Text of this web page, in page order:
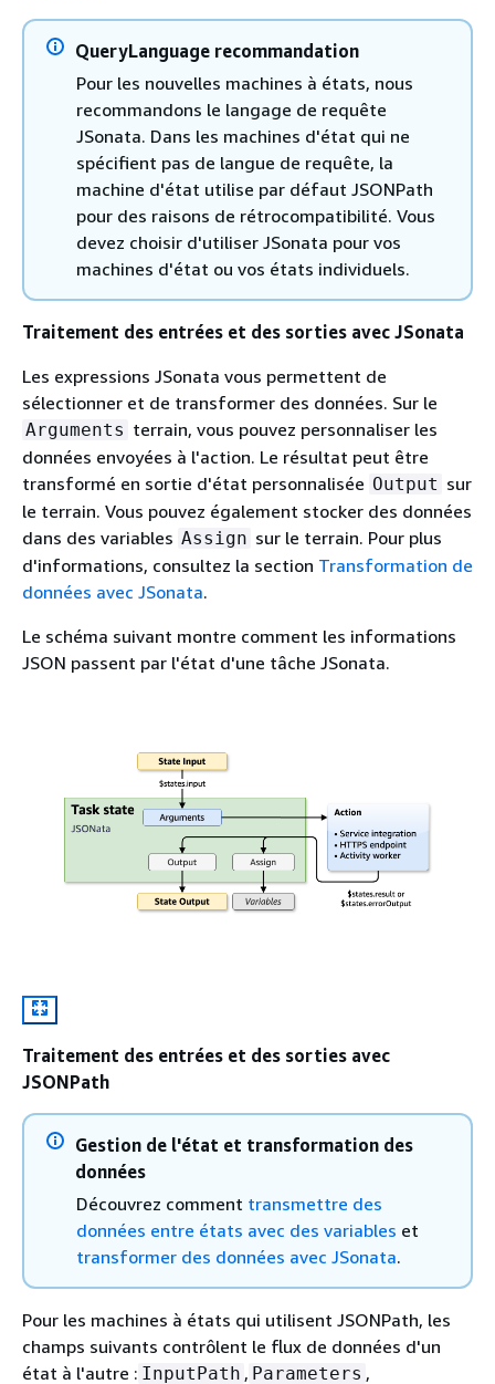
QueryLanguage recommandation
Pour les nouvelles machines à états, nous
recommandons le langage de requête
JSonata. Dans les machines d'état qui ne
spécifient pas de langue de requête, la
machine d'état utilise par défaut JSONPath
pour des raisons de rétrocompatibilité. Vous
devez choisir d'utiliser JSonata pour vos
machines d'état ou vos états individuels.
Traitement des entrées et des sorties avec JSonata
Les expressions JSonata vous permettent de
sélectionner et de transformer des données. Sur le
Arguments terrain, vous pouvez personnaliser les
données envoyées à l'action. Le résultat peut être
transformé en sortie d'état personnalisée Output sur
le terrain. Vous pouvez également stocker des données
dans des variables Assign sur le terrain. Pour plus
d'informations, consultez la section Transformation de
données avec JSonata.
Le schéma suivant montre comment les informations
JSON passent par l'état d'une tâche JSonata.
Traitement des entrées et des sorties avec
JSONPath
Gestion de l'état et transformation des
données
Découvrez comment transmettre des
données entre états avec des variables et
transformer des données avec JSonata.
Pour les machines à états qui utilisent JSONPath, les
champs suivants contrôlent le flux de données d'un
état à l'autre : InputPath , Parameters ,